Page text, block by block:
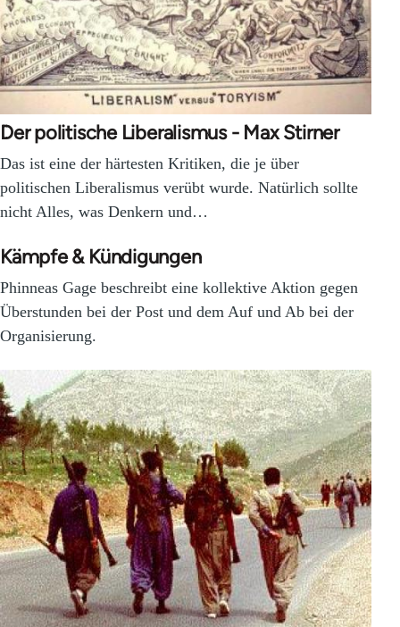
Der politische Liberalismus - Max Stirner
Das ist eine der härtesten Kritiken, die je über
politischen Liberalismus verübt wurde. Natürlich sollte
nicht Alles, was Denkern und…
Kämpfe & Kündigungen
Phinneas Gage beschreibt eine kollektive Aktion gegen
Überstunden bei der Post und dem Auf und Ab bei der
Organisierung.